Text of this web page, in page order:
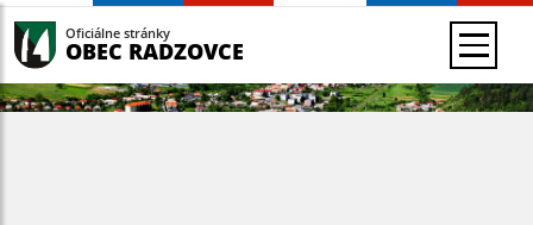
Oficiálne stránky
OBEC RADZOVCE